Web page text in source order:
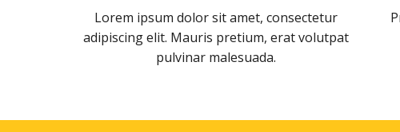
Lorem ipsum dolor sit amet, consectetur
adipiscing elit. Mauris pretium, erat volutpat
pulvinar malesuada.